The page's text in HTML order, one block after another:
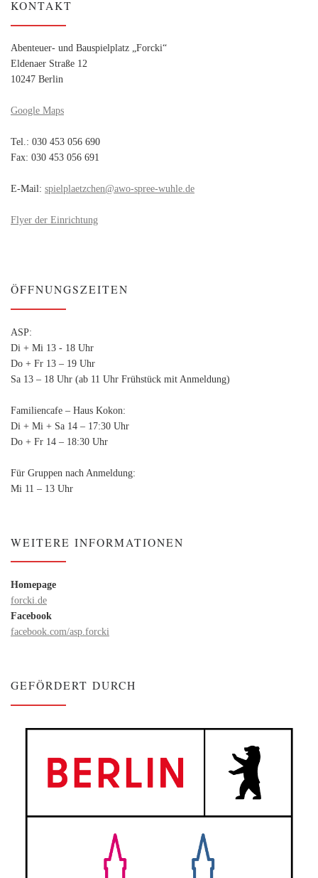
KONTAKT
Abenteuer- und Bauspielplatz „Forcki“
Eldenaer Straße 12
10247 Berlin
Google Maps
Tel.: 030 453 056 690
Fax: 030 453 056 691
E-Mail: spielplaetzchen@awo-spree-wuhle.de
Flyer der Einrichtung
ÖFFNUNGSZEITEN
ASP:
Di + Mi 13 - 18 Uhr
Do + Fr 13 – 19 Uhr
Sa 13 – 18 Uhr (ab 11 Uhr Frühstück mit Anmeldung)
Familiencafe – Haus Kokon:
Di + Mi + Sa 14 – 17:30 Uhr
Do + Fr 14 – 18:30 Uhr
Für Gruppen nach Anmeldung:
Mi 11 – 13 Uhr
WEITERE INFORMATIONEN
Homepage
forcki.de
Facebook
facebook.com/asp.forcki
GEFÖRDERT DURCH